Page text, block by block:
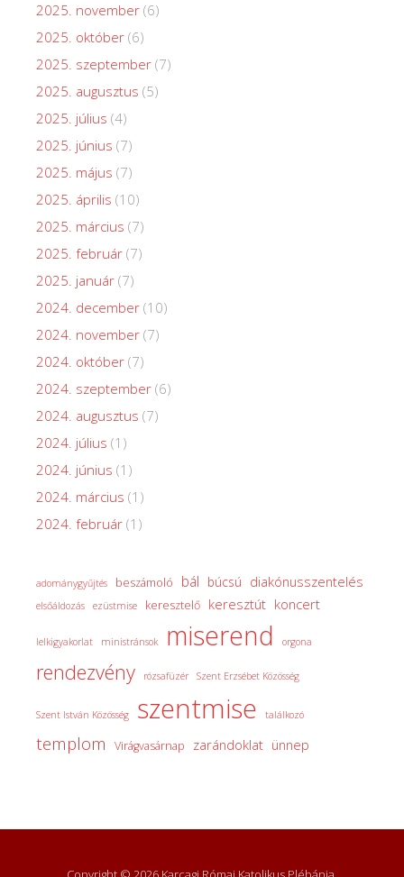
2025. november (6)
2025. október (6)
2025. szeptember (7)
2025. augusztus (5)
2025. július (4)
2025. június (7)
2025. május (7)
2025. április (10)
2025. március (7)
2025. február (7)
2025. január (7)
2024. december (10)
2024. november (7)
2024. október (7)
2024. szeptember (6)
2024. augusztus (7)
2024. július (1)
2024. június (1)
2024. március (1)
2024. február (1)
adománygyűjtés beszámoló bál búcsú diakónusszentelés
elsőáldozás ezüstmise keresztelő keresztút koncert
lelkigyakorlat ministránsok miserend orgona
rendezvény rózsafüzér Szent Erzsébet Közösség
Szent István Közösség szentmise találkozó
templom Virágvasárnap zarándoklat ünnep